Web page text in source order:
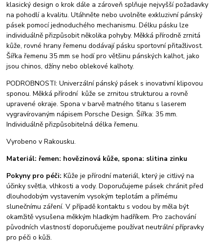
klasický design o krok dále a zároveň splňuje nejvyšší požadavky
na pohodlí a kvalitu. Utáhněte nebo uvolněte exkluzivní pánský
pásek pomocí jednoduchého mechanismu. Délku pásku lze
individuálně přizpůsobit několika pohyby. Měkká přírodně zrnitá
kůže, rovné hrany řemenu dodávají pásku sportovní přitažlivost.
Šířka řemenu 35 mm se hodí pro většinu pánských kalhot, jako
jsou chinos, džíny nebo oblekové kalhoty.
PODROBNOSTI: Univerzální pánský pásek s inovativní klipovou
sponou. Měkká přírodní kůže se zrnitou strukturou a rovně
upravené okraje. Spona v barvě matného titanu s laserem
vygravírovaným nápisem Porsche Design. Šířka: 35 mm.
Individuálně přizpůsobitelná délka řemenu.
Vyrobeno v Rakousku.
Materiál: řemen: hovězinová kůže, spona: slitina zinku
Pokyny pro péči:Kůže je přírodní materiál, který je citlivý na
účinky světla, vlhkosti a vody. Doporučujeme pásek chránit před
dlouhodobým vystavením vysokým teplotám a přímému
slunečnímu záření. V případě kontaktu s vodou by měla být
okamžitě vysušena měkkým hladkým hadříkem. Pro zachování
původních vlastností doporučujeme používat neutrální přípravky
pro péči o kůži.